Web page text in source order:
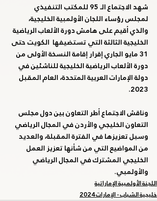
شهد الاجتماع الـ 95 للمكتب التنفيذي
لمجلس رؤساء اللجان الأولمبية الخليجية،
والذي أقيم على هامش دورة الألعاب الرياضية
الخليجية الثالثة التي تستضيفها  الكويت حتى
31 مايو الجاري إقرار إقامة النسخة الأولى من
دورة الألعاب الرياضية الخليجية للناشئين في
دولة الإمارات العربية المتحدة، العام المقبل
2023.
وناقش الاجتماع أطر التعاون بين دول مجلس
التعاون الخليجي والأردن في المجال الرياضي
وسبل تعزيزها في الفترة المقبلة، والعديد
من المواضيع التي من شأنها تعزيز العمل
الخليجي المشترك في المجال الرياضي
والأولمبي.
اللجنة الأولمبية الإماراتية
خليجية الشباب - الإمارات 2024